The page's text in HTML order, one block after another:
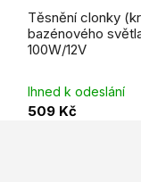
Těsnění clonky
bazénového
100W/12V
hodnocení
produktu
je
5,0
z
Ihned k odeslání
509 Kč